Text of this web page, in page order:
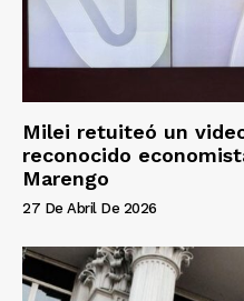
Milei retuiteó un
reconocido
Marengo
27 De Abril De 2026